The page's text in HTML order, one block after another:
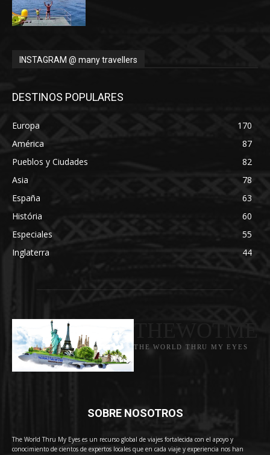
INSTAGRAM @ many travellers
DESTINOS POPULARES
Europa
170
América
87
Pueblos y Ciudades
82
Asia
78
España
63
História
60
Especiales
55
Inglaterra
44
THE WORLD THRU MY EYES
SOBRE NOSOTROS
The World Thru My Eyes es un recurso global de viajes fortalecida con el apoyo y
conocimiento de cientos de expertos locales que en cada viaje y experiencia nos han